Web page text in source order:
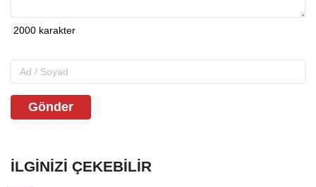
Gönder
İLGINIZI ÇEKEBILIR